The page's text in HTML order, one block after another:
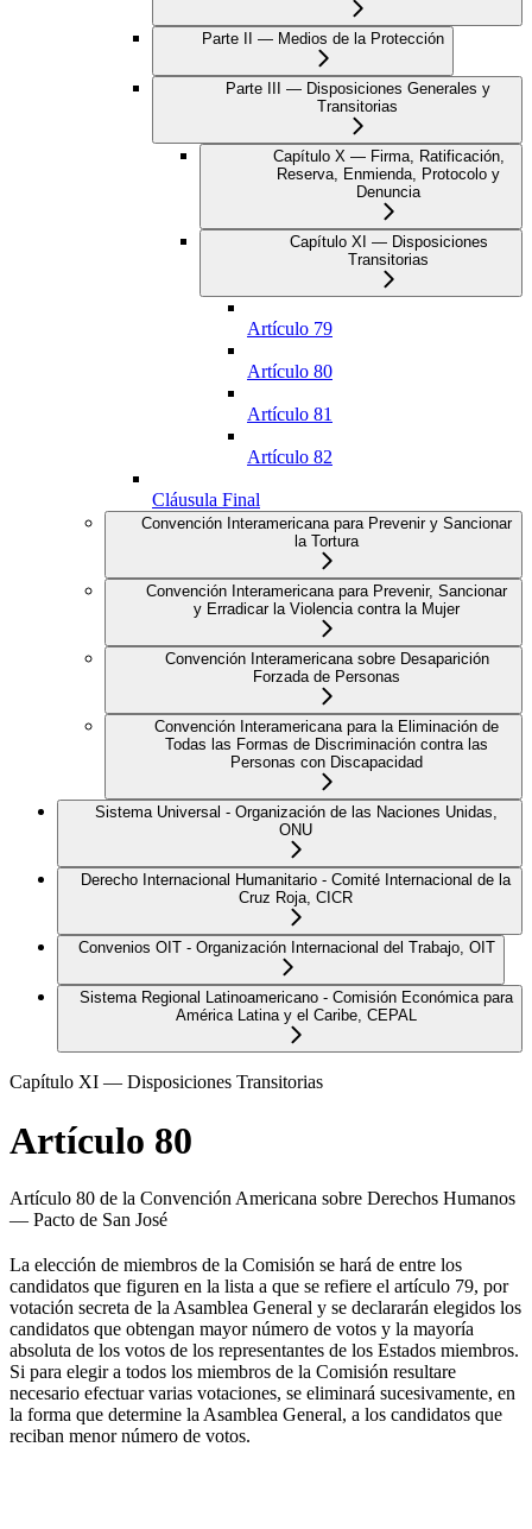
Parte II — Medios de la Protección
Parte III — Disposiciones Generales y
Transitorias
Capítulo X — Firma, Ratificación,
Reserva, Enmienda, Protocolo y
Denuncia
Capítulo XI — Disposiciones
Transitorias
Artículo 79
Artículo 80
Artículo 81
Artículo 82
Cláusula Final
Convención Interamericana para Prevenir y Sancionar
la Tortura
Convención Interamericana para Prevenir, Sancionar
y Erradicar la Violencia contra la Mujer
Convención Interamericana sobre Desaparición
Forzada de Personas
Convención Interamericana para la Eliminación de
Todas las Formas de Discriminación contra las
Personas con Discapacidad
Sistema Universal - Organización de las Naciones Unidas,
ONU
Derecho Internacional Humanitario - Comité Internacional de la
Cruz Roja, CICR
Convenios OIT - Organización Internacional del Trabajo, OIT
Sistema Regional Latinoamericano - Comisión Económica para
América Latina y el Caribe, CEPAL
Capítulo XI — Disposiciones Transitorias
Artículo 80
Artículo 80 de la Convención Americana sobre Derechos Humanos
— Pacto de San José
La elección de miembros de la Comisión se hará de entre los
candidatos que figuren en la lista a que se refiere el artículo 79, por
votación secreta de la Asamblea General y se declararán elegidos los
candidatos que obtengan mayor número de votos y la mayoría
absoluta de los votos de los representantes de los Estados miembros.
Si para elegir a todos los miembros de la Comisión resultare
necesario efectuar varias votaciones, se eliminará sucesivamente, en
la forma que determine la Asamblea General, a los candidatos que
reciban menor número de votos.